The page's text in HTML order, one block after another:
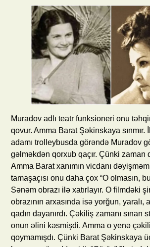
Muradov adlı teatr funksioneri onu
qovur. Amma Barat Şəkinskaya sınmır.
adamı trolleybusda görəndə Muradov
gəlməkdən qorxub qaçır. Çünki zaman
Amma Barat xanımın vicdanı
tamaşaçısı onu daha çox “O olmasın,
Sənəm obrazı ilə xatırlayır. O filmdəki
obrazının arxasında isə yorğun, yaralı,
qadın dayanırdı. Çəkiliş zamanı sınan
onun əlini kəsmişdi. Amma o yenə
qoymamışdı. Çünki Barat Şəkinskaya